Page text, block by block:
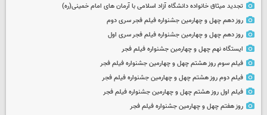
تجدید میثاق خانواده دانشگاه آزاد اسلامی با آرمان های امام خمینی(ره)
روز دهم چهل و چهارمین جشنواره فیلم فجر سری دوم
روز دهم چهل و چهارمین جشنواره فیلم فجر سری اول
ایستگاه نهم چهل و چهارمین جشنواره فیلم فجر
فیلم سوم روز هشتم چهل و چهارمین جشنواره فیلم فجر
فیلم دوم روز هشتم چهل و چهارمین جشنواره فیلم فجر
فیلم اول روز هشتم چهل و چهارمین جشنواره فیلم فجر
روز هفتم چهل و چهارمین جشنواره فیلم فجر